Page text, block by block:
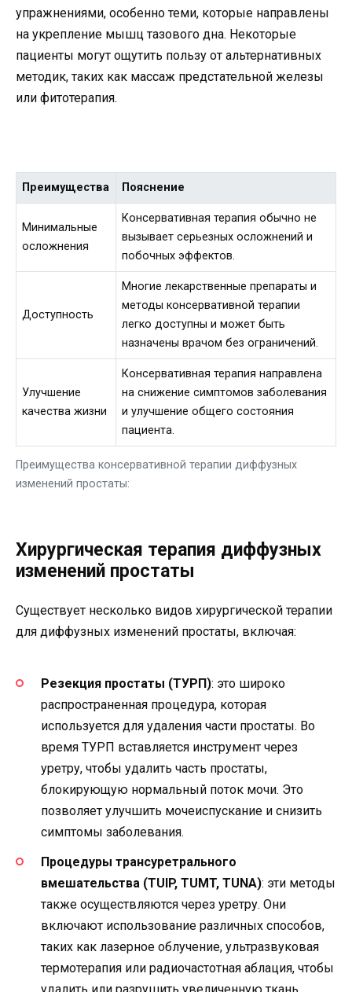
упражнениями, особенно теми, которые направлены
на укрепление мышц тазового дна. Некоторые
пациенты могут ощутить пользу от альтернативных
методик, таких как массаж предстательной железы
или фитотерапия.
Преимущества консервативной терапии диффузных
изменений простаты:
Преимущества Пояснение
Минимальные
осложнения
Консервативная терапия обычно не
вызывает серьезных осложнений и
побочных эффектов.
Доступность
Многие лекарственные препараты и
методы консервативной терапии
легко доступны и может быть
назначены врачом без ограничений.
Улучшение
качества жизни
Консервативная терапия направлена
на снижение симптомов заболевания
и улучшение общего состояния
пациента.
Хирургическая терапия диффузных
изменений простаты
Существует несколько видов хирургической терапии
для диффузных изменений простаты, включая:
Резекция простаты (ТУРП): это широко
распространенная процедура, которая
используется для удаления части простаты. Во
время ТУРП вставляется инструмент через
уретру, чтобы удалить часть простаты,
блокирующую нормальный поток мочи. Это
позволяет улучшить мочеиспускание и снизить
симптомы заболевания.
Процедуры трансуретрального
вмешательства (TUIP, TUMT, TUNA): эти методы
также осуществляются через уретру. Они
включают использование различных способов,
таких как лазерное облучение, ультразвуковая
термотерапия или радиочастотная аблация, чтобы